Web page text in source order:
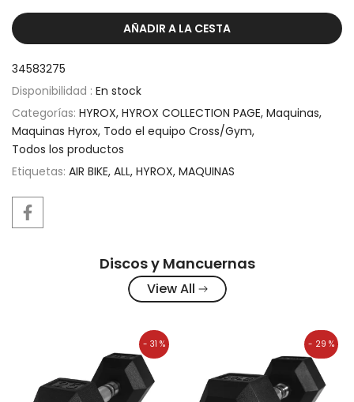
AÑADIR A LA CESTA
34583275
Disponibilidad : En stock
Categorías: HYROX HYROX COLLECTION PAGE Maquinas
Maquinas Hyrox Todo el equipo Cross/Gym
Todos los productos
Etiquetas: AIR BIKE ALL HYROX MAQUINAS
Discos y Mancuernas
View All
- 17 % - 24 %